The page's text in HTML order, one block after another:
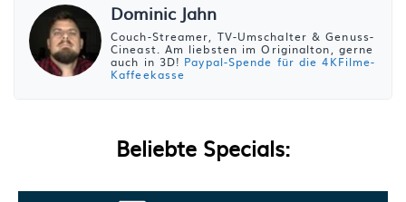
Dominic Jahn
Couch-Streamer, TV-Umschalter & Genuss-
Cineast. Am liebsten im Originalton, gerne
auch in 3D! Paypal-Spende für die 4KFilme-
Kaffeekasse
Beliebte Specials: